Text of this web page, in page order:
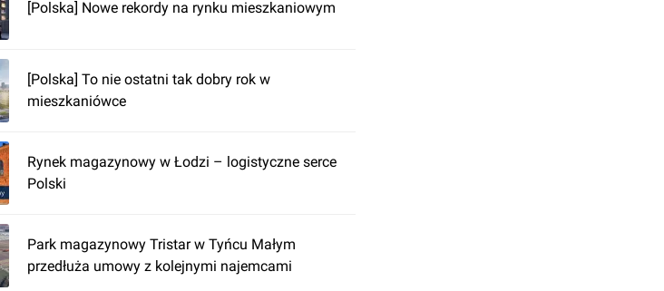
[Polska] Nowe rekordy na rynku mieszkaniowym
[Polska] To nie ostatni tak dobry rok w
mieszkaniówce
Rynek magazynowy w Łodzi – logistyczne serce
Polski
Park magazynowy Tristar w Tyńcu Małym
przedłuża umowy z kolejnymi najemcami